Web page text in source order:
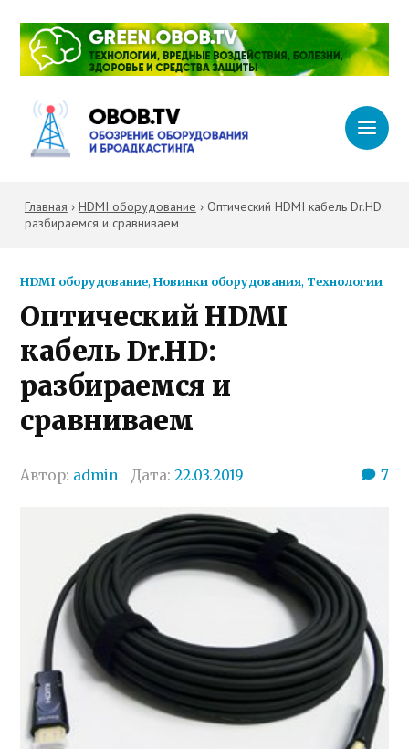
Главная › HDMI оборудование › Оптический HDMI кабель Dr.HD:
разбираемся и сравниваем
HDMI оборудование,Новинки оборудования, Технологии
Оптический HDMI
кабель Dr.HD:
разбираемся и
сравниваем
Автор: admin Дата:22.03.2019 7